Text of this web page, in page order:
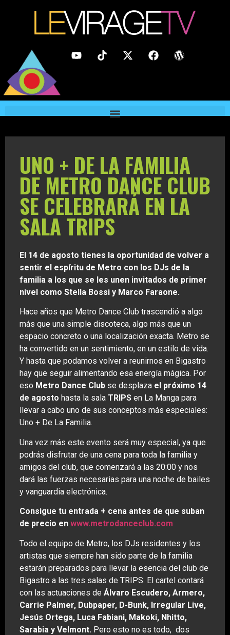
UNO + DE LA FAMILIA
DE METRO DANCE CLUB
SE CELEBRARÁ EN LA
SALA TRIPS
El 14 de agosto tienes la oportunidad de volver a
sentir el espíritu de Metro con los DJs de la
familia a los que se les unen invitados de primer
nivel como Stella Bossi y Marco Faraone.
Hace años que Metro Dance Club trascendió a algo
más que una simple discoteca, algo más que un
espacio concreto o una localización exacta. Metro se
ha convertido en un sentimiento, en un estilo de vida.
Y hasta que podamos volver a reunirnos en Bigastro
hay que seguir alimentando esa energía mágica. Por
eso Metro Dance Club se desplaza el próximo 14
de agosto hasta la sala TRIPS en La Manga para
llevar a cabo uno de sus conceptos más especiales:
Uno + De La Familia.
Una vez más este evento será muy especial, ya que
podrás disfrutar de una cena para toda la familia y
amigos del club, que comenzará a las 20:00 y nos
dará las fuerzas necesarias para una noche de bailes
y vanguardia electrónica.
Consigue tu entrada + cena antes de que suban
de precio en www.metrodanceclub.com
Todo el equipo de Metro, los DJs residentes y los
artistas que siempre han sido parte de la familia
estarán preparados para llevar la esencia del club de
Bigastro a las tres salas de TRIPS. El cartel contará
con las actuaciones de Álvaro Escudero, Armero,
Carrie Palmer, Dubpaper, D-Bunk, Irregular Live,
Jesús Ortega, Luca Fabiani, Makoki, Nhitto,
Sarabia y Velmont. Pero esto no es todo, dos